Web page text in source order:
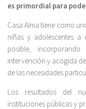
es primordial para
Casa Alma tiene como
niñas y adolescentes
posible, incorporando
intervención y acogida
de las necesidades
Los resultados del
instituciones públicas y